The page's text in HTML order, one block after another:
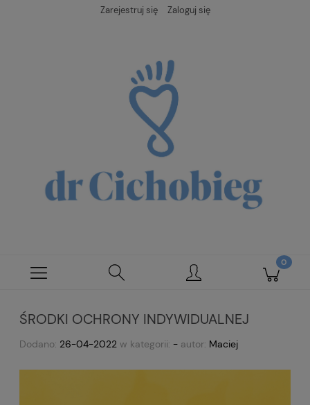
Zarejestruj się Zaloguj się
ŚRODKI OCHRONY INDYWIDUALNEJ
Dodano: 26-04-2022 w kategorii: - autor: Maciej